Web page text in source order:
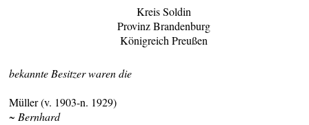
Kreis Soldin
Provinz Brandenburg
Königreich Preußen
bekannte Besitzer waren die
Müller (v. 1903-n. 1929)
~ Bernhard